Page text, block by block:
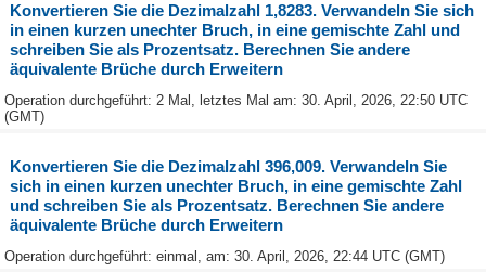
Konvertieren Sie die Dezimalzahl 1,8283. Verwandeln Sie sich
in einen kurzen unechter Bruch, in eine gemischte Zahl und
schreiben Sie als Prozentsatz. Berechnen Sie andere
äquivalente Brüche durch Erweitern
Operation durchgeführt: 2 Mal, letztes Mal am: 30. April, 2026, 22:50 UTC
(GMT)
Konvertieren Sie die Dezimalzahl 396,009. Verwandeln Sie
sich in einen kurzen unechter Bruch, in eine gemischte Zahl
und schreiben Sie als Prozentsatz. Berechnen Sie andere
äquivalente Brüche durch Erweitern
Operation durchgeführt: einmal, am: 30. April, 2026, 22:44 UTC (GMT)